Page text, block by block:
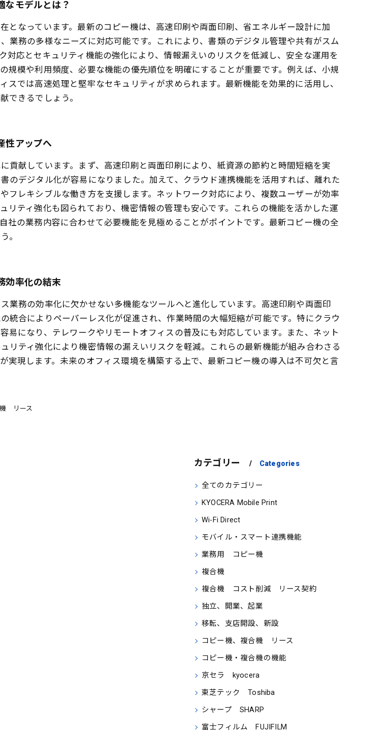
なモデルとは？
となっています。最新のコピー機は、高速印刷や両面印刷、省エネルギー設計に加
業務の多様なニーズに対応可能です。これにより、書類のデジタル管理や共有がスム
対応とセキュリティ機能の強化により、情報漏えいのリスクを低減し、安全な運用を
規模や利用頻度、必要な機能の優先順位を明確にすることが重要です。例えば、小規
では高速処理と堅牢なセキュリティが求められます。最新機能を効果的に活用し、
できるでしょう。
性アップへ
貢献しています。まず、高速印刷と両面印刷により、紙資源の節約と時間短縮を実
のデジタル化が容易になりました。加えて、クラウド連携機能を活用すれば、離れた
フレキシブルな働き方を支援します。ネットワーク対応により、複数ユーザーが効率
リティ強化も図られており、機密情報の管理も安心です。これらの機能を活かした運
社の業務内容に合わせて必要機能を見極めることがポイントです。最新コピー機の全
。
効率化の結末
業務の効率化に欠かせない多機能なツールへと進化しています。高速印刷や両面印
統合によりペーパーレス化が促進され、作業時間の大幅短縮が可能です。特にクラウ
易になり、テレワークやリモートオフィスの普及にも対応しています。また、ネット
リティ強化により機密情報の漏えいリスクを軽減。これらの最新機能が組み合わさる
実現します。未来のオフィス環境を構築する上で、最新コピー機の導入は不可欠と言
機 リース
カテゴリー Categories
全てのカテゴリー
KYOCERA Mobile Print
Wi‑Fi Direct
モバイル・スマート連携機能
業務用 コピー機
複合機
複合機 コスト削減 リース契約
独立、開業、起業
移転、支店開設、新設
コピー機、複合機 リース
コピー機・複合機の機能
京セラ kyocera
東芝テック Toshiba
シャープ SHARP
富士フィルム FUJIFILM